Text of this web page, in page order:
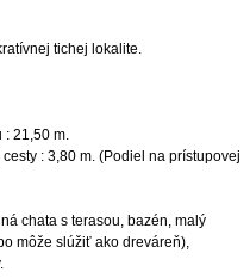
tichej lokalite.
: 21,50 m.
: 3,80 m. (Podiel na prístupovej
chata s terasou, bazén, malý
môže slúžiť ako dreváreň),